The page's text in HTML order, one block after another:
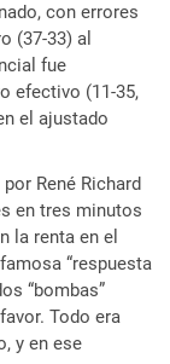
con errores
(37-33) al
fue
efectivo (11-35,
el ajustado
René Richard
en tres minutos
la renta en el
“respuesta
“bombas”
Todo era
y en ese